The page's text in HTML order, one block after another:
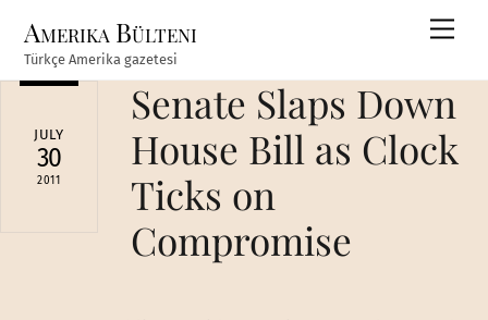
content
Amerika Bülteni
Türkçe Amerika gazetesi
JULY
30
2011
Senate Slaps Down
House Bill as Clock
Ticks on
Compromise